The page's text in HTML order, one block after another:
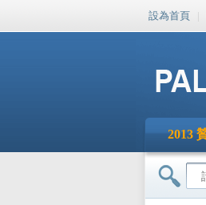
設為首頁 |
2013